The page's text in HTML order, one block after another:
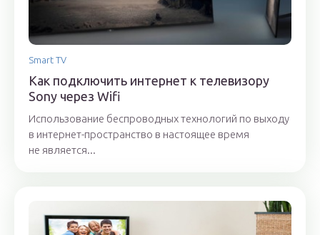
Smart TV
Как подключить интернет к телевизору
Sony через Wifi
Использование беспроводных технологий по выходу
в интернет-пространство в настоящее время
не является...